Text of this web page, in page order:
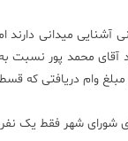
کاشانی آشنایی میدانی
آقای محمد پور
وام دریافتی که
شورای شهر فقط یک نفر